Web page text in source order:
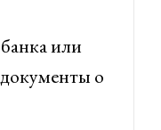
или
о